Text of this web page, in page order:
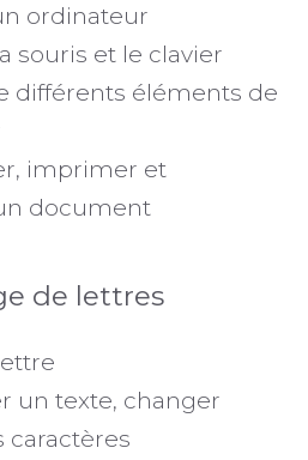
ordinateur
souris et le clavier
différents éléments de
imprimer et
document
de lettres
un texte, changer
caractères